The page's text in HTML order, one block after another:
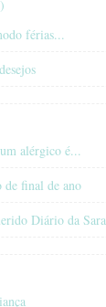
férias...
alérgico é...
de final de ano
Diário da Sara